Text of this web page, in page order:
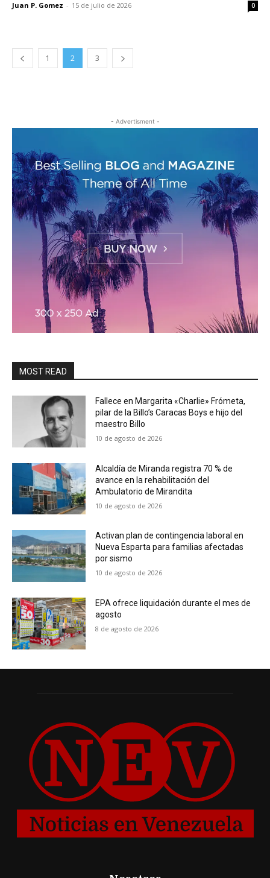
Juan P. Gomez - 15 de julio de 2026 0
1 2 3
- Advertisment -
MOST READ
Fallece en Margarita «Charlie» Frómeta,
pilar de la Billo’s Caracas Boys e hijo del
maestro Billo
10 de agosto de 2026
Alcaldía de Miranda registra 70 % de
avance en la rehabilitación del
Ambulatorio de Mirandita
10 de agosto de 2026
Activan plan de contingencia laboral en
Nueva Esparta para familias afectadas
por sismo
10 de agosto de 2026
EPA ofrece liquidación durante el mes de
agosto
8 de agosto de 2026